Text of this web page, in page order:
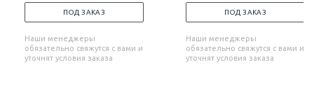
ПОД ЗАКАЗ
Наши менеджеры
обязательно свяжутся с вами и
уточнят условия заказа
ПОД ЗАКАЗ
Наши менеджеры
обязательно свяжутся с вами и
уточнят условия заказа